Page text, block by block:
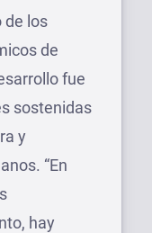
de los
de
fue
sostenidas
y
“En
hay